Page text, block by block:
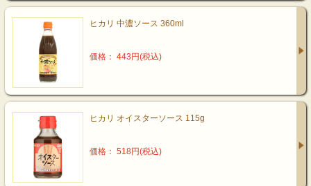
ヒカリ 中濃ソース 360ml
価格： 443円(税込)
ヒカリ オイスターソース 115g
価格： 518円(税込)